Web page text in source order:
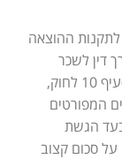
" בעניין שכר טרחה קובעת תקנה 127 לתקנות ההוצאה
עורך דין לשכר
טרחת עורך דין שישלם חייב, כאמור בסעיף 10 לחוק,
המפורטים
הענין, עד יום התשלום: (1) בעד הגשת
סכום קצוב